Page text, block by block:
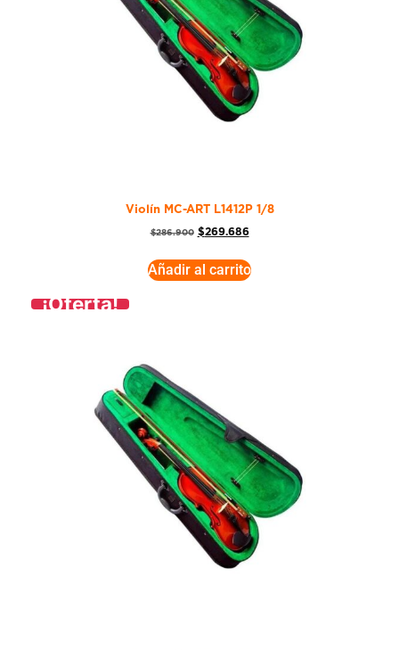
Violín MC-ART L1412P 1/8
$286.900 $269.686
Añadir al carrito
¡Oferta!